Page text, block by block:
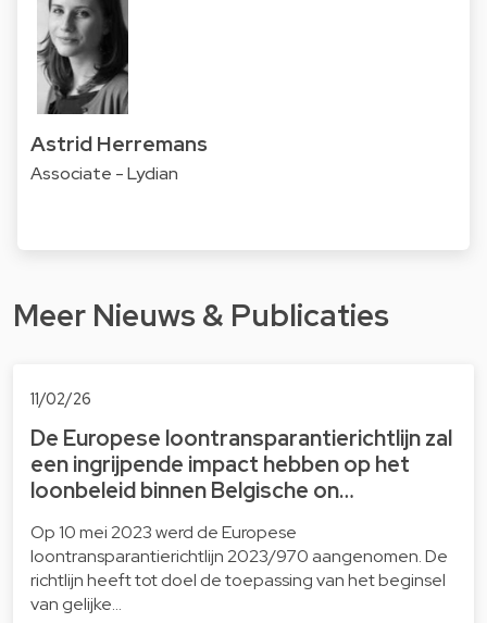
Astrid Herremans
Associate - Lydian
Meer Nieuws & Publicaties
11/02/26
De Europese loontransparantierichtlijn zal
een ingrijpende impact hebben op het
loonbeleid binnen Belgische on…
Op 10 mei 2023 werd de Europese
loontransparantierichtlijn 2023/970 aangenomen. De
richtlijn heeft tot doel de toepassing van het beginsel
van gelijke…